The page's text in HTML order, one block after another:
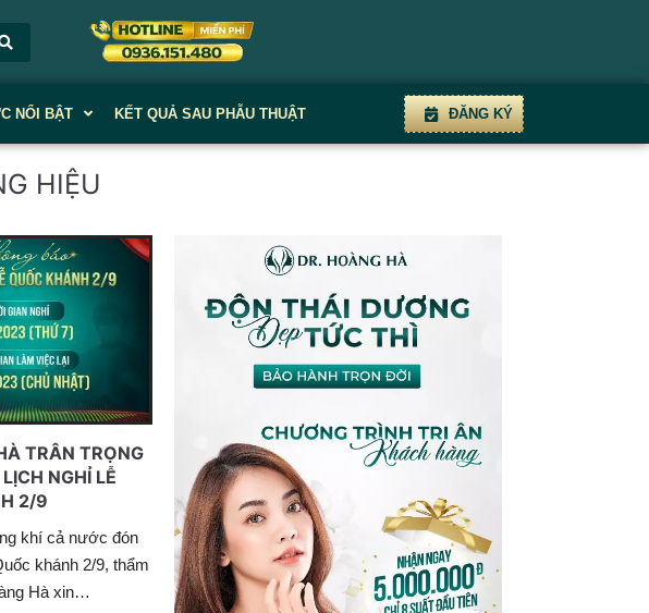
NỔI BẬT KẾT QUẢ SAU PHẪU THUẬT ĐĂNG KÝ
HIỆU
TRÂN TRỌNG
NGHỈ LỄ
2/9
khí cả nước đón
khánh 2/9, thẩm
Hà xin…